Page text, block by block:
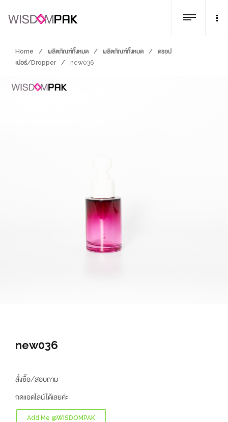
Home / ผลิตภัณฑ์ทั้งหมด / ผลิตภัณฑ์ทั้งหมด /
ดรอป
เปอร์/Dropper
/ new036
new036
สั่งซื้อ/สอบถาม
กดแอดไลน์ได้เลยค่ะ
Add Me @WISDOMPAK